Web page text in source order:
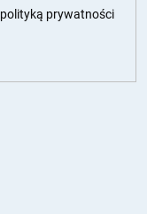
polityką prywatności